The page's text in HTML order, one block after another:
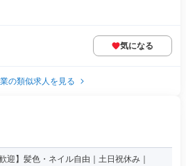
気になる
の類似求人を見る
迎】髪色・ネイル自由｜土日祝休み｜